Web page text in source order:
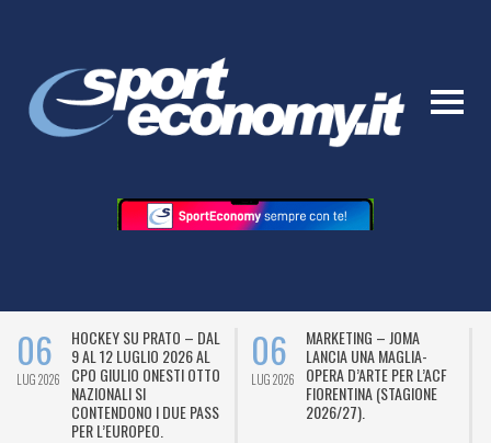
06
LUG 2026
HOCKEY SU PRATO – DAL
9 AL 12 LUGLIO 2026 AL
CPO GIULIO ONESTI OTTO
NAZIONALI SI
CONTENDONO I DUE PASS
PER L’EUROPEO.
06
LUG 2026
MARKETING – JOMA
LANCIA UNA MAGLIA-
OPERA D’ARTE PER L’ACF
FIORENTINA (STAGIONE
2026/27).